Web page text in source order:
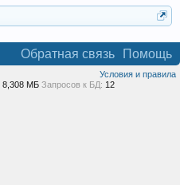
Обратная связь Помощь
Условия и правила
8,308 МБ Запросов к БД: 12